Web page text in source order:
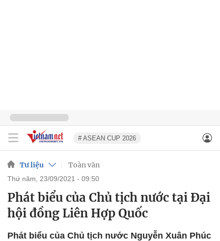
# ASEAN CUP 2026
Tư liệu Toàn văn
thứ năm, 23/09/2021 - 09:50
Phát biểu của Chủ tịch nước tại Đại
hội đồng Liên Hợp Quốc
Phát biểu của Chủ tịch nước Nguyễn Xuân Phúc